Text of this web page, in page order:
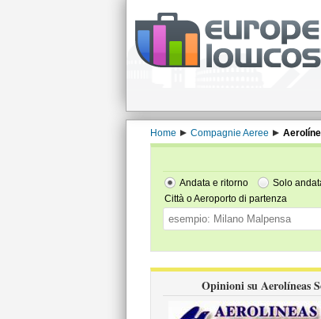
Home Compagnie Aeree
Andata e ritorno
Solo
Città o Aeroporto di partenza
Opinioni su Aerolíneas